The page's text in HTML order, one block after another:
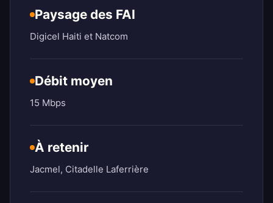
Paysage des FAI
Digicel Haiti et Natcom
Débit moyen
15 Mbps
À retenir
Jacmel, Citadelle Laferrière